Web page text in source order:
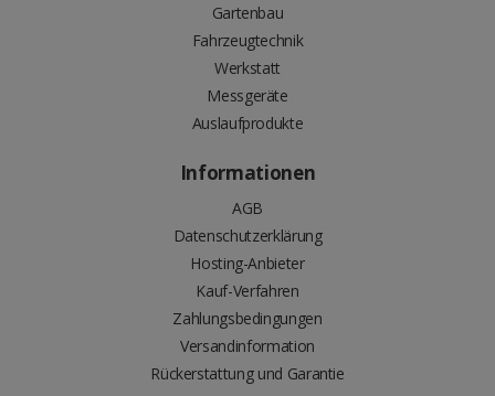
Gartenbau
Fahrzeugtechnik
Werkstatt
Messgeräte
Auslaufprodukte
Informationen
AGB
Datenschutzerklärung
Hosting-Anbieter
Kauf-Verfahren
Zahlungsbedingungen
Versandinformation
Rückerstattung und Garantie